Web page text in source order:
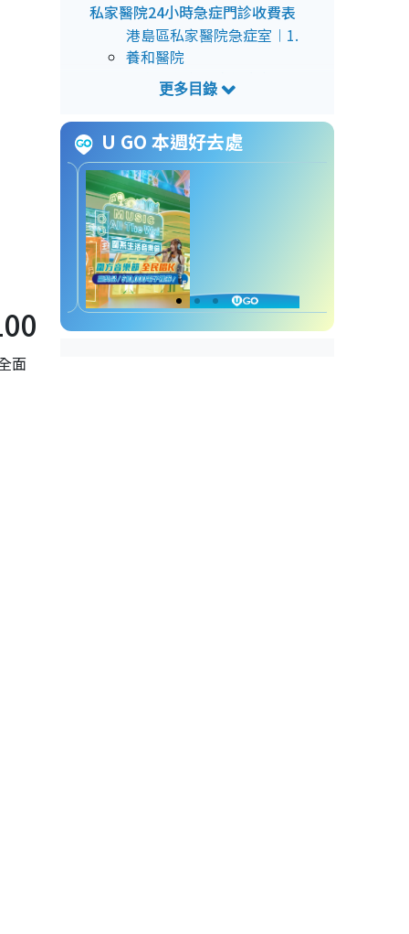
面
私家醫院24小時急症門診收費表
港島區私家醫院急症室︱1.
養和醫院
港島區私家醫院急症室︱2.
聖保祿醫院
港島區私家醫院急症室︱3.
嘉諾撒醫院
港島區私家醫院急症室︱4.
港怡醫院
港島區私家醫院急症室︱5.
香港港安醫院-司徒拔道
港島區私家醫院急症室︱6.
明德國際醫院
九龍區私家醫院急症室︱7.
聖德肋撒醫院/法國醫院
U GO 本週好去處